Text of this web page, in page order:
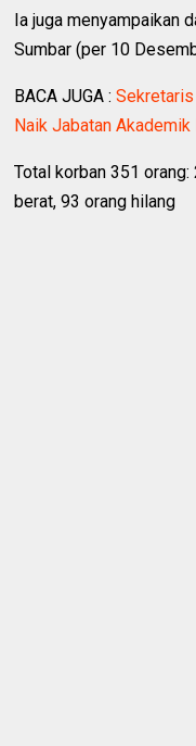
Ia juga menyampaikan
Sumbar (per 10
BACA JUGA :
Naik Jabatan
Total korban 351
berat, 93 orang hilang